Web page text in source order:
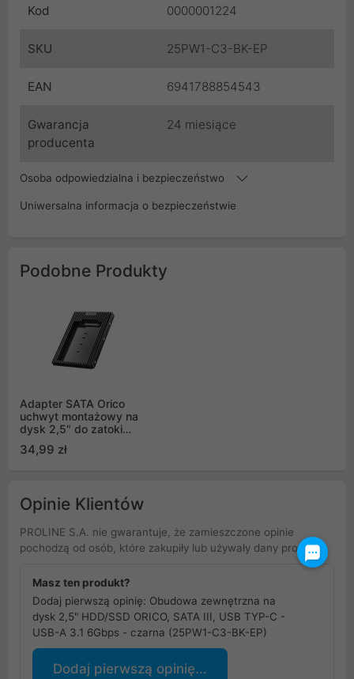
Kod 0000001224
SKU 25PW1-C3-BK-EP
EAN 6941788854543
Gwarancja
producenta
24 miesiące
Osoba odpowiedzialna i bezpieczeństwo
Uniwersalna informacja o bezpieczeństwie
Podobne Produkty
Adapter SATA Orico
uchwyt montażowy na
dysk 2,5" do zatoki
34,99 zł
Opinie Klientów
PROLINE S.A. nie gwarantuje, że zamieszczone opinie
pochodzą od osób, które zakupiły lub używały dany produkt.
Masz ten produkt?
Dodaj pierwszą opinię: Obudowa zewnętrzna na
dysk 2,5" HDD/SSD ORICO, SATA III, USB TYP-C -
USB-A 3.1 6Gbps - czarna (25PW1-C3-BK-EP)
Dodaj pierwszą opinię...